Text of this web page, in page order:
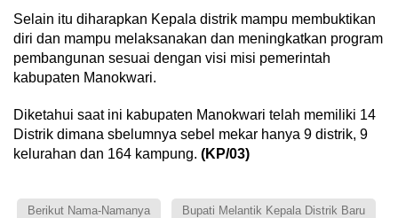
Selain itu diharapkan Kepala distrik mampu membuktikan
diri dan mampu melaksanakan dan meningkatkan program
pembangunan sesuai dengan visi misi pemerintah
kabupaten Manokwari.
Diketahui saat ini kabupaten Manokwari telah memiliki 14
Distrik dimana sbelumnya sebel mekar hanya 9 distrik, 9
kelurahan dan 164 kampung. (KP/03)
Berikut Nama-Namanya Bupati Melantik Kepala Distrik Baru